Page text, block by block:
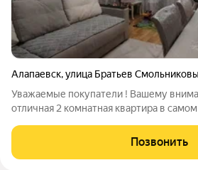
Алапаевск,улица Братьев
Уважаемые покупатели ! Вашему
отличная 2 комнатная квартира в
доме. Состояние/ремонт: В квартире
евроремонт- можно заезжать и
Позвонить